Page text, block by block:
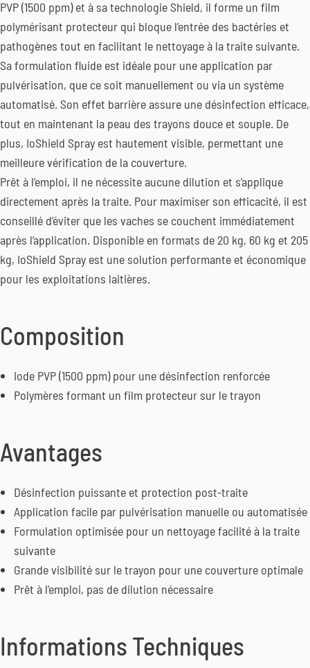
PVP (1500 ppm) et à sa technologie Shield, il forme un film
polymérisant protecteur qui bloque l’entrée des bactéries et
pathogènes tout en facilitant le nettoyage à la traite suivante.
Sa formulation fluide est idéale pour une application par
pulvérisation, que ce soit manuellement ou via un système
automatisé. Son effet barrière assure une désinfection efficace,
tout en maintenant la peau des trayons douce et souple. De
plus, IoShield Spray est hautement visible, permettant une
meilleure vérification de la couverture.
Prêt à l’emploi, il ne nécessite aucune dilution et s’applique
directement après la traite. Pour maximiser son efficacité, il est
conseillé d’éviter que les vaches se couchent immédiatement
après l’application. Disponible en formats de 20 kg, 60 kg et 205
kg, IoShield Spray est une solution performante et économique
pour les exploitations laitières.
Composition
Iode PVP (1500 ppm) pour une désinfection renforcée
Polymères formant un film protecteur sur le trayon
Avantages
Désinfection puissante et protection post-traite
Application facile par pulvérisation manuelle ou automatisée
Formulation optimisée pour un nettoyage facilité à la traite
suivante
Grande visibilité sur le trayon pour une couverture optimale
Prêt à l’emploi, pas de dilution nécessaire
Informations Techniques